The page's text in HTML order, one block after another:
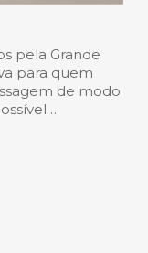
pela Grande
para quem
de modo